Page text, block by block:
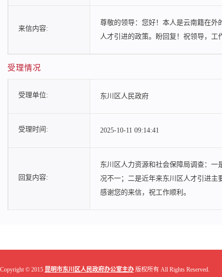
来信内容:
尊敬的领导：您好！本人是云南籍在
人才引进的政策。盼回复！祝领导，工
受理情况
受理单位: 东川区人民政府
受理时间: 2025-10-11 09:14:41
回复内容:
东川区人力资源和社会保障局调查：
况不一；二是近年来东川区人才引进
感谢您的来信，祝工作顺利。
Copyright © 2015 昆明市东川区人民政府办公室主办 版权所有 All Rights Reserved.